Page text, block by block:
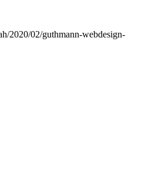
2020/02/guthmann-webdesign-